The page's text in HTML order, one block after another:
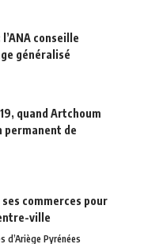
conseille
généralisé
quand Artchoum
de
commerces pour
ville
d’Ariège Pyrénées